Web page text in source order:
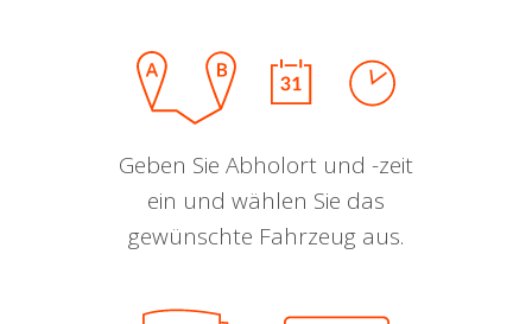
Geben Sie Abholort und -zeit
ein und wählen Sie das
gewünschte Fahrzeug aus.